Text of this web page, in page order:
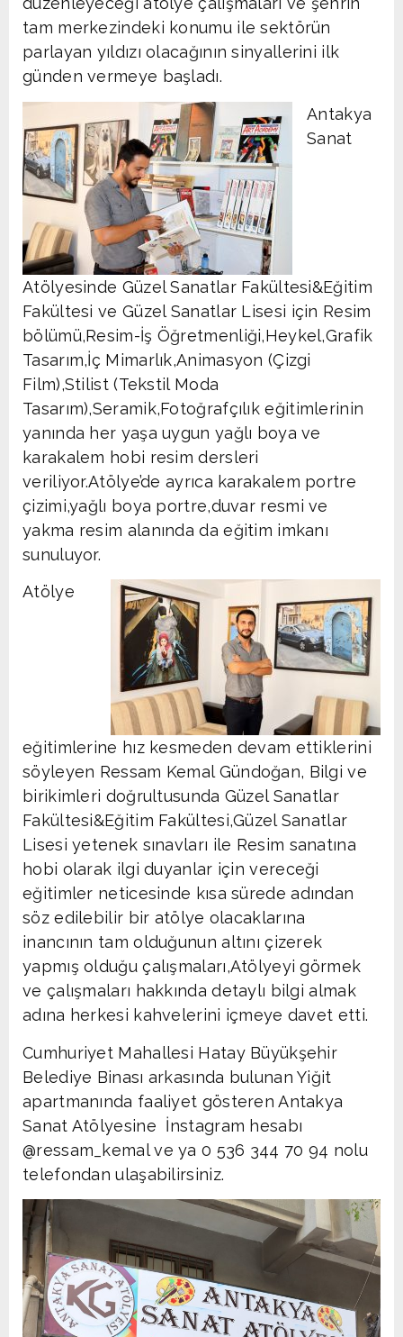
tam merkezindeki konumu ile sektörün
parlayan yıldızı olacağının sinyallerini ilk
günden vermeye başladı.
Antakya
Sanat
Atölyesinde Güzel Sanatlar Fakültesi&Eğitim
Fakültesi ve Güzel Sanatlar Lisesi için Resim
bölümü,Resim-İş Öğretmenliği,Heykel,Grafik
Tasarım,İç Mimarlık,Animasyon (Çizgi
Film),Stilist (Tekstil Moda
Tasarım),Seramik,Fotoğrafçılık eğitimlerinin
yanında her yaşa uygun yağlı boya ve
karakalem hobi resim dersleri
veriliyor.Atölye’de ayrıca karakalem portre
çizimi,yağlı boya portre,duvar resmi ve
yakma resim alanında da eğitim imkanı
sunuluyor.
Atölye
eğitimlerine hız kesmeden devam ettiklerini
söyleyen Ressam Kemal Gündoğan, Bilgi ve
birikimleri doğrultusunda Güzel Sanatlar
Fakültesi&Eğitim Fakültesi,Güzel Sanatlar
Lisesi yetenek sınavları ile Resim sanatına
hobi olarak ilgi duyanlar için vereceği
eğitimler neticesinde kısa sürede adından
söz edilebilir bir atölye olacaklarına
inancının tam olduğunun altını çizerek
yapmış olduğu çalışmaları,Atölyeyi görmek
ve çalışmaları hakkında detaylı bilgi almak
adına herkesi kahvelerini içmeye davet etti.
Cumhuriyet Mahallesi Hatay Büyükşehir
Belediye Binası arkasında bulunan Yiğit
apartmanında faaliyet gösteren Antakya
Sanat Atölyesine İnstagram hesabı
@ressam_kemal ve ya 0 536 344 70 94 nolu
telefondan ulaşabilirsiniz.